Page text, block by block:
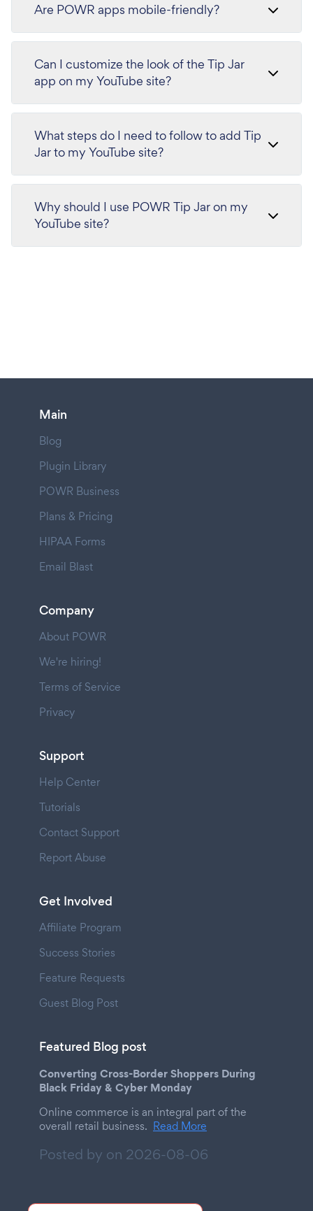
Are POWR apps mobile-friendly?
Can I customize the look of the Tip Jar
app on my YouTube site?
What steps do I need to follow to add Tip
Jar to my YouTube site?
Why should I use POWR Tip Jar on my
YouTube site?
Main
Blog
Plugin Library
POWR Business
Plans & Pricing
HIPAA Forms
Email Blast
Company
About POWR
We're hiring!
Terms of Service
Privacy
Support
Help Center
Tutorials
Contact Support
Report Abuse
Get Involved
Affiliate Program
Success Stories
Feature Requests
Guest Blog Post
Featured Blog post
Converting Cross-Border Shoppers During
Black Friday & Cyber Monday
Online commerce is an integral part of the
overall retail business. Read More
Posted by on 2026-08-06